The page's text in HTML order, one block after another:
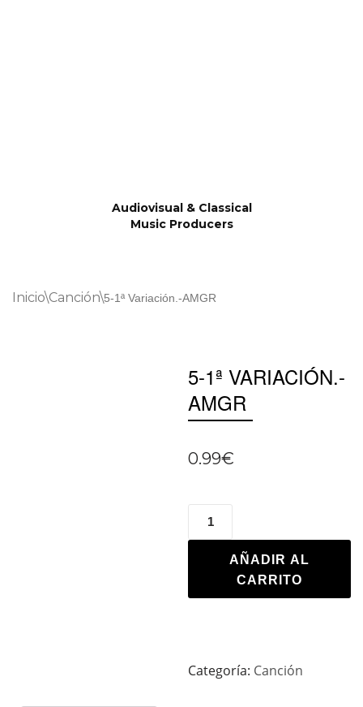
Audiovisual & Classical
Music Producers
Inicio\Canción\5-1ª Variación.-AMGR
5-1ª VARIACIÓN.-
AMGR
0.99€
AÑADIR AL
CARRITO
Categoría: Canción